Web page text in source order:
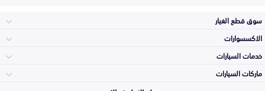
سوق قطع الغيار
الاكسسوارات
خدمات السيارات
الأكثر مبيعاً
ماركات السيارات